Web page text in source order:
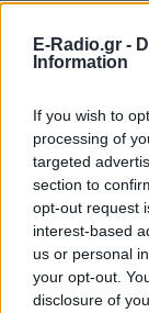
E-Radio.gr -
Information
If you wish to
processing of
targeted
section to
opt-out request
interest-based
us or personal
your opt-out.
disclosure of
ΔΕΙΤΕ